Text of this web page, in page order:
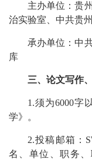
主办单位：贵
治实验室、中共贵
承办单位：中
库
三、论
1.须为6000字
学》。
2.投稿邮箱：
名、单位、职务